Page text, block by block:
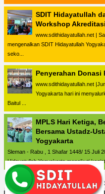
SDIT Hidayatullah
Workshop
www.sdithidayatullah.net |
mengenalkan SDIT Hidayatullah
seko...
Penyerahan Donasi
www.sdithidayatullah.net
Yogyakarta hari ini
Baitul ...
MPLS Hari Ketiga,
Bersama Ustadz-
Yogyakarta
Sleman - Rabu , 1 Shafar 1448/ 15 Juli
Hidayatullah Yogyakarta mengikuti